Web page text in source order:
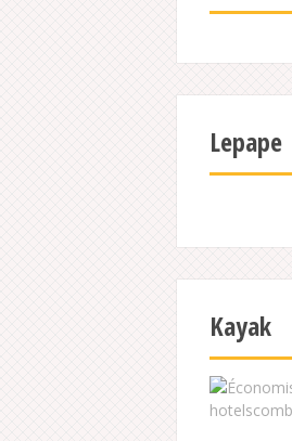
Lepape
Kayak